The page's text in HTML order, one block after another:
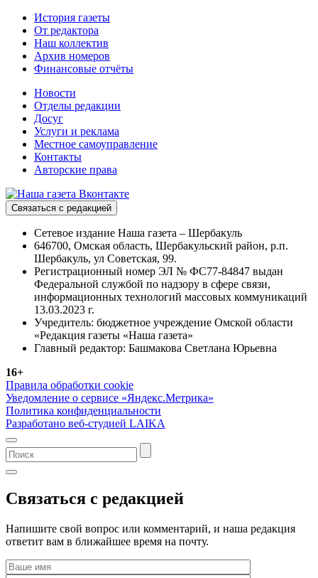
История газеты
От редактора
Наш коллектив
Архив номеров
Финансовые отчёты
Новости
Отделы редакции
Досуг
Услуги и реклама
Местное самоуправление
Контакты
Авторские права
Связаться с редакцией
Сетевое издание Наша газета – Шербакуль
646700, Омская область, Шербакульский район, р.п.
Шербакуль, ул Советская, 99.
Регистрационный номер ЭЛ № ФС77-84847 выдан
Федеральной службой по надзору в сфере связи,
информационных технологий массовых коммуникаций
13.03.2023 г.
Учредитель: бюджетное учреждение Омской области
«Редакция газеты «Наша газета»
Главный редактор: Башмакова Светлана Юрьевна
16+
Правила обработки cookie
Уведомление о сервисе «Яндекс.Метрика»
Политика конфиденциальности
Разработано веб-студией LAIKA
Связаться с редакцией
Напишите свой вопрос или комментарий, и наша редакция
ответит вам в ближайшее время на почту.